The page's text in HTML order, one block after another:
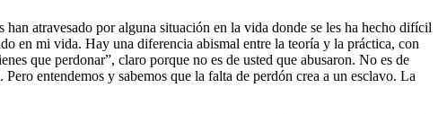
atravesado por alguna situación en la vida donde se les ha hecho difícil
en mi vida. Hay una diferencia abismal entre la teoría y la práctica, con
que perdonar”, claro porque no es de usted que abusaron. No es de
entendemos y sabemos que la falta de perdón crea a un esclavo. La